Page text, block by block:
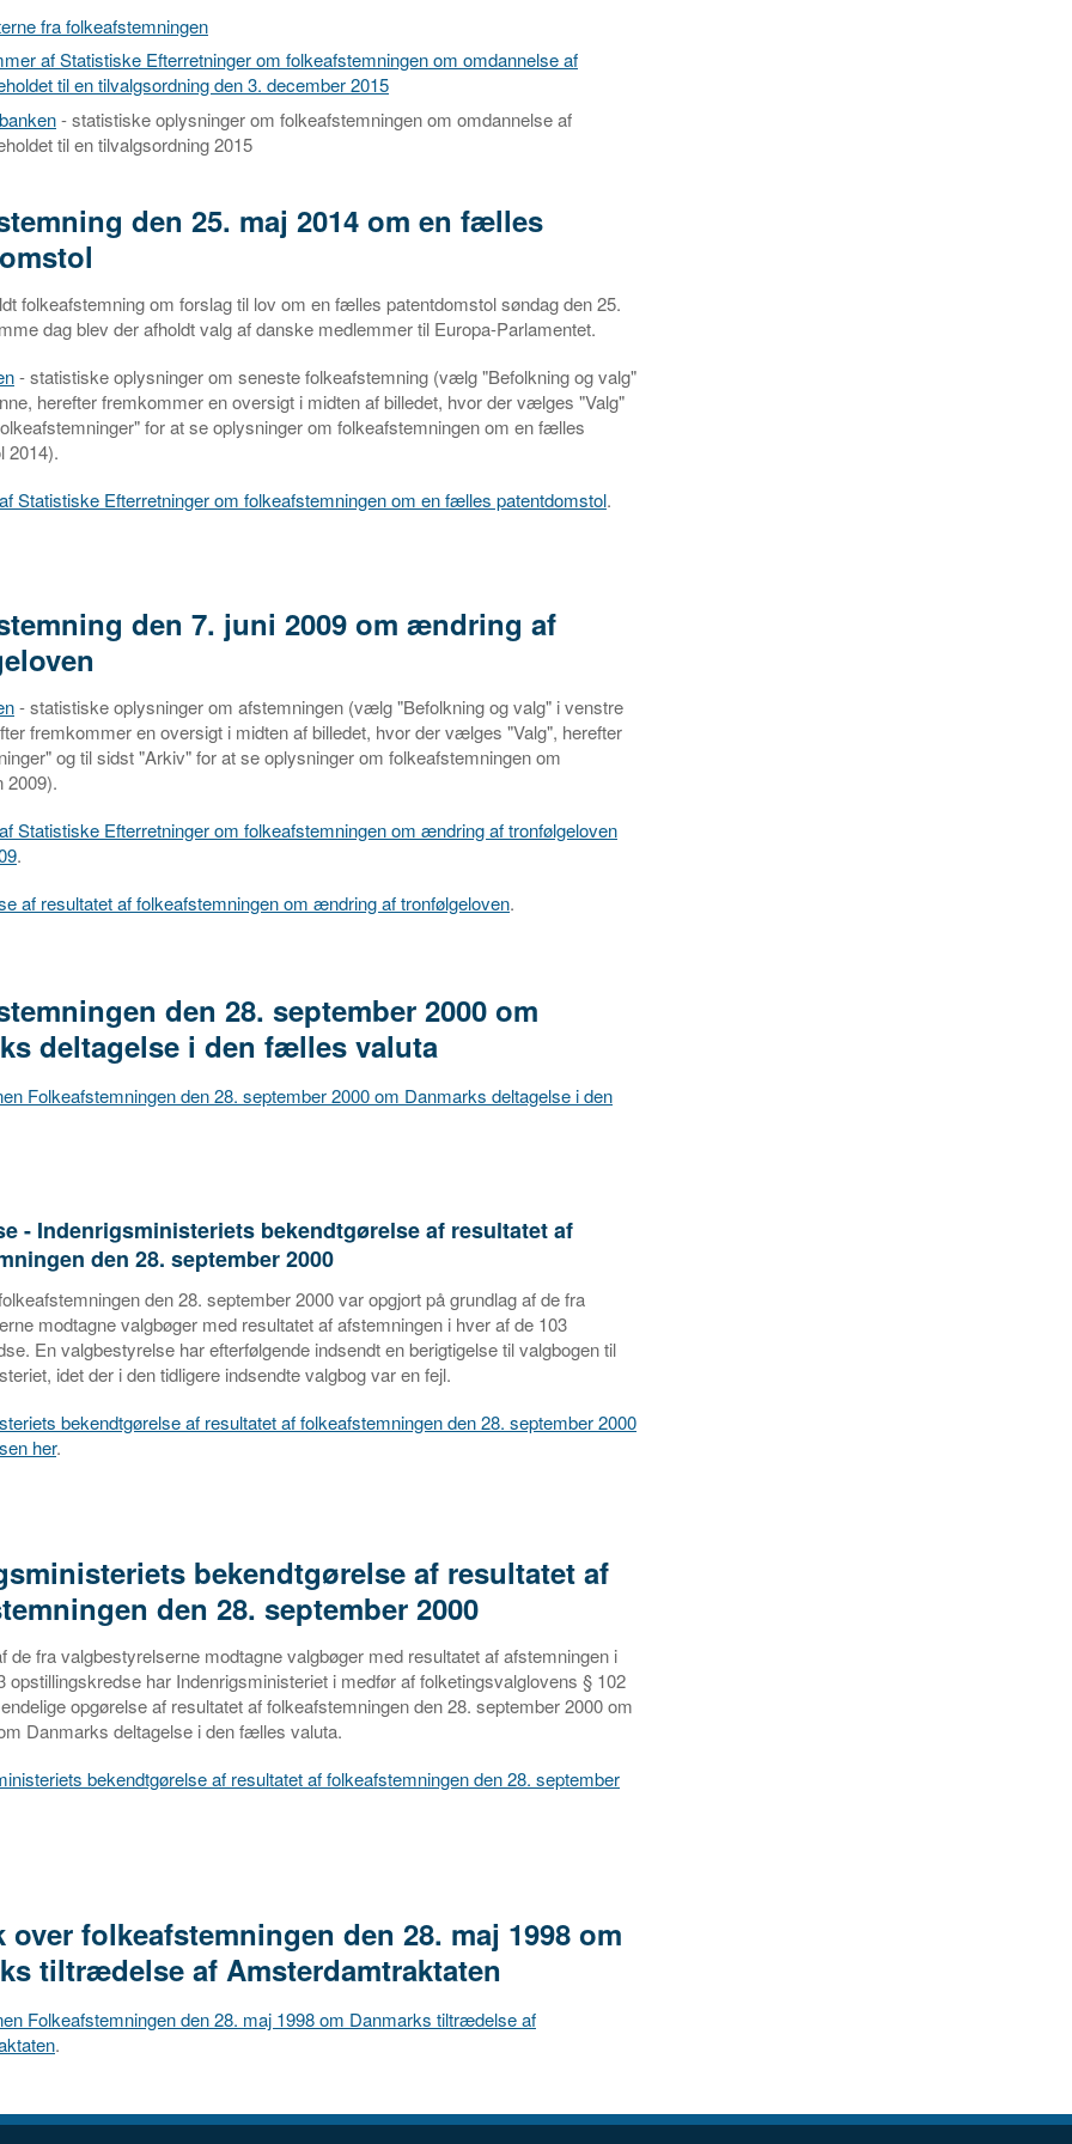
fra folkeafstemningen
af Statistiske Efterretninger om folkeafstemningen om omdannelse af
til en tilvalgsordning den 3. december 2015
- statistiske oplysninger om folkeafstemningen om omdannelse af
til en tilvalgsordning 2015
den 25. maj 2014 om en fælles
folkeafstemning om forslag til lov om en fælles patentdomstol søndag den 25.
dag blev der afholdt valg af danske medlemmer til Europa-Parlamentet.
- statistiske oplysninger om seneste folkeafstemning (vælg "Befolkning og valg"
herefter fremkommer en oversigt i midten af billedet, hvor der vælges "Valg"
for at se oplysninger om folkeafstemningen om en fælles
2014).
Statistiske Efterretninger om folkeafstemningen om en fælles patentdomstol.
den 7. juni 2009 om ændring af
- statistiske oplysninger om afstemningen (vælg "Befolkning og valg" i venstre
fremkommer en oversigt i midten af billedet, hvor der vælges "Valg", herefter
og til sidst "Arkiv" for at se oplysninger om folkeafstemningen om
2009).
Statistiske Efterretninger om folkeafstemningen om ændring af tronfølgeloven
.
af resultatet af folkeafstemningen om ændring af tronfølgeloven.
den 28. september 2000 om
deltagelse i den fælles valuta
Folkeafstemningen den 28. september 2000 om Danmarks deltagelse i den
- Indenrigsministeriets bekendtgørelse af resultatet af
den 28. september 2000
den 28. september 2000 var opgjort på grundlag af de fra
modtagne valgbøger med resultatet af afstemningen i hver af de 103
En valgbestyrelse har efterfølgende indsendt en berigtigelse til valgbogen til
idet der i den tidligere indsendte valgbog var en fejl.
bekendtgørelse af resultatet af folkeafstemningen den 28. september 2000
her.
bekendtgørelse af resultatet af
den 28. september 2000
de fra valgbestyrelserne modtagne valgbøger med resultatet af afstemningen i
opstillingskredse har Indenrigsministeriet i medfør af folketingsvalglovens § 102
opgørelse af resultatet af folkeafstemningen den 28. september 2000 om
Danmarks deltagelse i den fælles valuta.
bekendtgørelse af resultatet af folkeafstemningen den 28. september
over folkeafstemningen den 28. maj 1998 om
tiltrædelse af Amsterdamtraktaten
Folkeafstemningen den 28. maj 1998 om Danmarks tiltrædelse af
.